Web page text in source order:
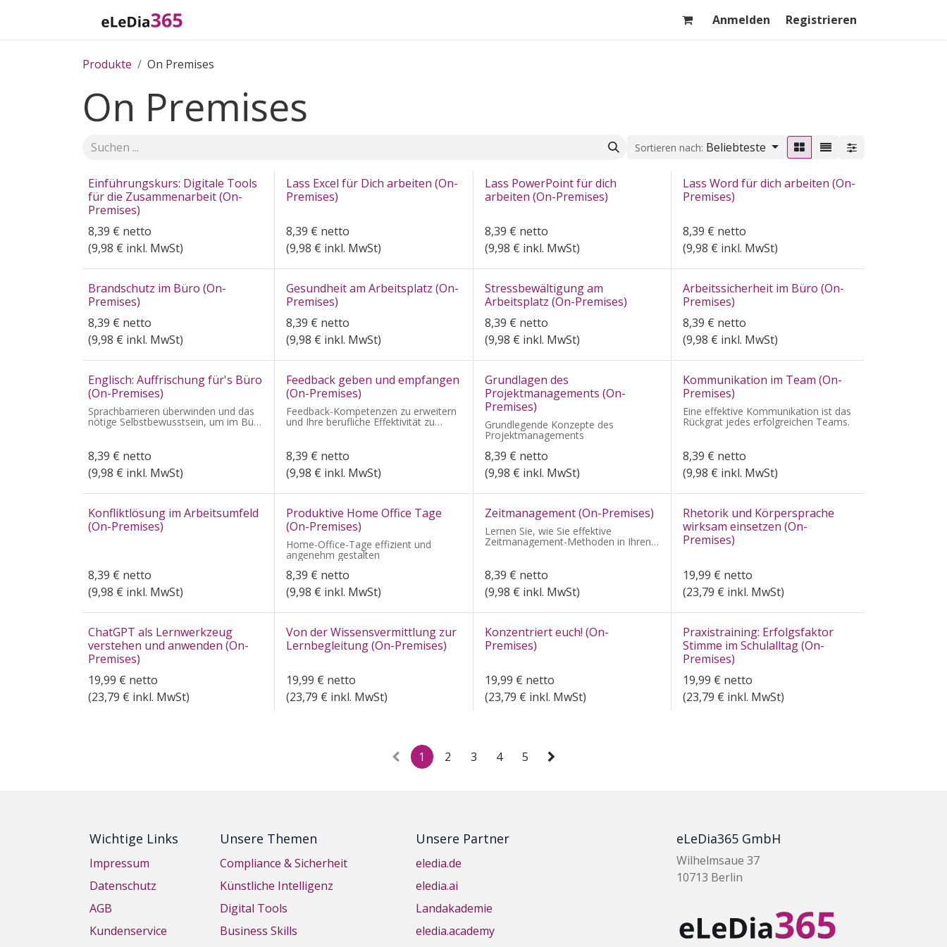
Anmelden Registrieren
Produkte On Premises
On Premises
Sortieren nach: Beliebteste
Einführungskurs: Digitale Tools
für die Zusammenarbeit (On-
Premises)
8,39 € netto
(9,98 € inkl. MwSt)
Lass Excel für Dich arbeiten (On-
Premises)
8,39 € netto
(9,98 € inkl. MwSt)
Lass PowerPoint für dich
arbeiten (On-Premises)
8,39 € netto
(9,98 € inkl. MwSt)
Lass Word für dich arbeiten (On-
Premises)
8,39 € netto
(9,98 € inkl. MwSt)
Brandschutz im Büro (On-
Premises)
8,39 € netto
(9,98 € inkl. MwSt)
Gesundheit am Arbeitsplatz (On-
Premises)
8,39 € netto
(9,98 € inkl. MwSt)
Stressbewältigung am
Arbeitsplatz (On-Premises)
8,39 € netto
(9,98 € inkl. MwSt)
Arbeitssicherheit im Büro (On-
Premises)
8,39 € netto
(9,98 € inkl. MwSt)
Englisch: Auffrischung für's Büro
(On-Premises)
Sprachbarrieren überwinden und das
nötige Selbstbewusstsein, um im Büro
sicher und souverän auf Englisch zu
8,39 € netto
(9,98 € inkl. MwSt)
Feedback geben und empfangen
(On-Premises)
Feedback-Kompetenzen zu erweitern
und Ihre berufliche Effektivität zu
8,39 € netto
(9,98 € inkl. MwSt)
Grundlagen des
Projektmanagements (On-
Premises)
Grundlegende Konzepte des
Projektmanagements
8,39 € netto
(9,98 € inkl. MwSt)
Kommunikation im Team (On-
Premises)
Eine effektive Kommunikation ist das
Rückgrat jedes erfolgreichen Teams.
8,39 € netto
(9,98 € inkl. MwSt)
Konfliktlösung im Arbeitsumfeld
(On-Premises)
8,39 € netto
(9,98 € inkl. MwSt)
Produktive Home Office Tage
(On-Premises)
Home-Office-Tage effizient und
angenehm gestalten
8,39 € netto
(9,98 € inkl. MwSt)
Zeitmanagement (On-Premises)
Lernen Sie, wie Sie effektive
Zeitmanagement-Methoden in Ihren
Arbeitsalltag integrieren.
8,39 € netto
(9,98 € inkl. MwSt)
Rhetorik und Körpersprache
wirksam einsetzen (On-
Premises)
19,99 € netto
(23,79 € inkl. MwSt)
ChatGPT als Lernwerkzeug
verstehen und anwenden (On-
Premises)
19,99 € netto
(23,79 € inkl. MwSt)
Von der Wissensvermittlung zur
Lernbegleitung (On-Premises)
19,99 € netto
(23,79 € inkl. MwSt)
Konzentriert euch! (On-
Premises)
19,99 € netto
(23,79 € inkl. MwSt)
Praxistraining: Erfolgsfaktor
Stimme im Schulalltag (On-
Premises)
19,99 € netto
(23,79 € inkl. MwSt)
1 2 3 4 5
Wichtige Links
Impressum
Datenschutz
AGB
Kundenservice
Unsere Themen
Compliance & Sicherheit
Künstliche Intelligenz
Digital Tools
Business Skills
Unsere Partner
eledia.de
eledia.ai
Landakademie
eledia.academy
eLeDia365 GmbH
Wilhelmsaue 37
10713 Berlin